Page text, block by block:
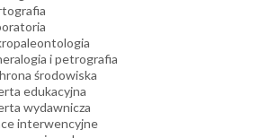
i petrografia
środowiska
edukacyjna
wydawnicza
interwencyjne